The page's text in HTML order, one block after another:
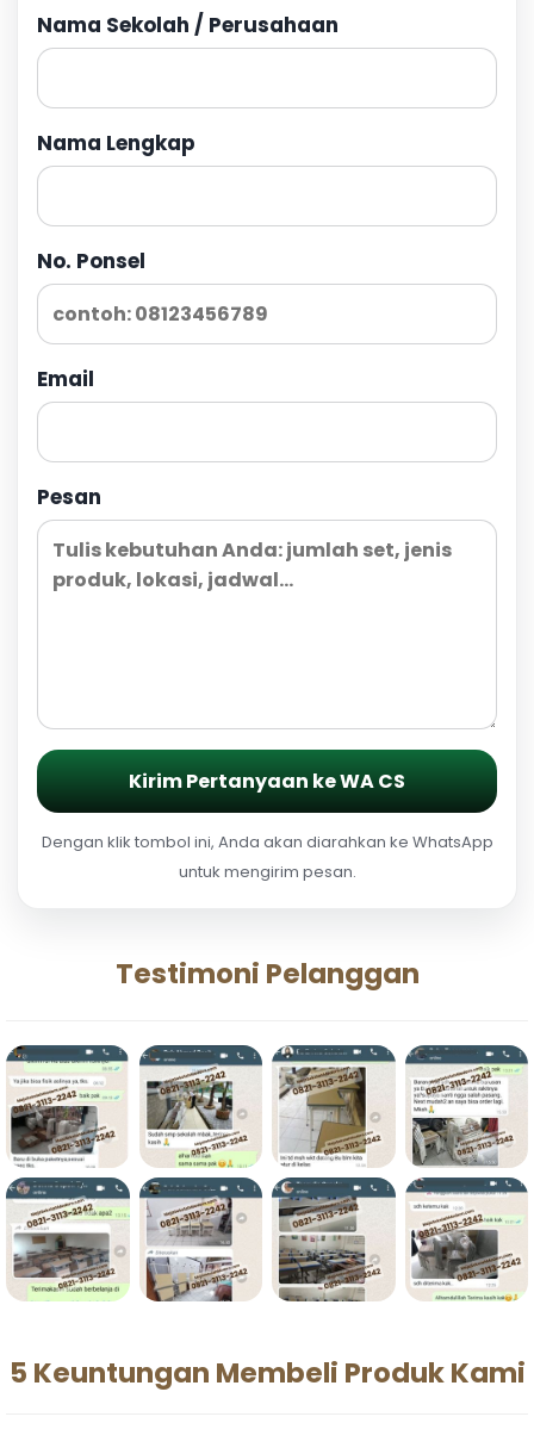
Nama Sekolah / Perusahaan
Nama Lengkap
No. Ponsel
Email
Pesan
Kirim Pertanyaan ke WA CS
Dengan klik tombol ini, Anda akan diarahkan ke WhatsApp
untuk mengirim pesan.
Testimoni Pelanggan
5 Keuntungan Membeli Produk Kami